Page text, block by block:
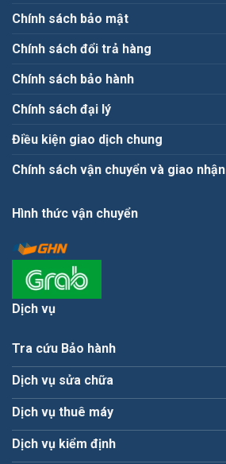
Chính sách bảo mật
Chính sách đổi trả hàng
Chính sách bảo hành
Chính sách đại lý
Điều kiện giao dịch chung
Chính sách vận chuyển và giao nhận
Hình thức vận chuyển
Dịch vụ
Tra cứu Bảo hành
Dịch vụ sửa chữa
Dịch vụ thuê máy
Dịch vụ kiểm định